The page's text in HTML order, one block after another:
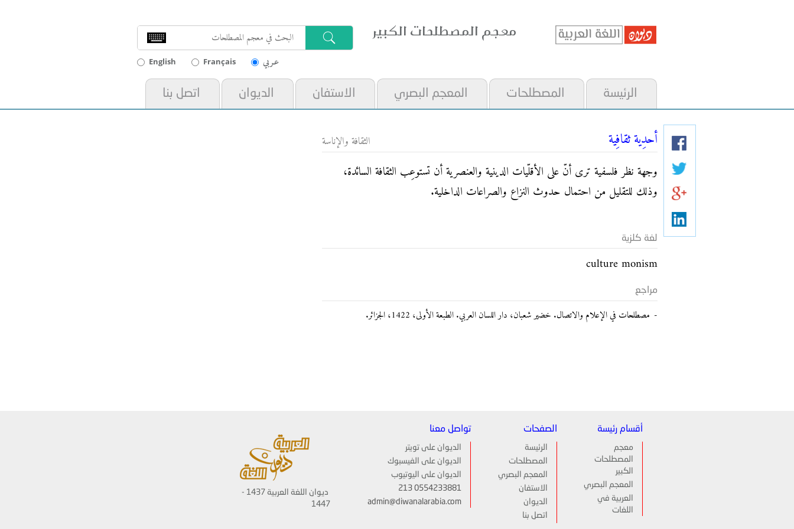
معجم المصطلحات الكبير
English Français عـربي
الرئيسة المصطلحات المعجم البصري الاستفان الديوان اتصل بنا
أحدِية ثقافِية الثقافة والإناسة
وجهة نظر فلسفية ترى أنّ على الأقلّيات الدينية والعنصرية أن تستوعِب الثقافة السائدة،
وذلك للتقليل من احتمال حدوث النزاع والصراعات الداخلية.
لغة كلزية
culture monism
مراجع
مصطلحات في الإعلام والاتصال. خضير شعبان، دار اللسان العربي. الطبعة الأولى، 1422، الجزائر.
أقسام رئيسة
معجم
المصطلحات
الكبير
المعجم البصري
العربية في
اللغات
الصفحات
الرئيسة
المصطلحات
المعجم البصري
الاستفان
الديوان
اتصل بنا
تواصل معنا
الديوان على تويتر
الديوان على الفيسبوك
الديوان على اليوتيوب
213 0554233881
admin@diwanalarabia.com
ديوان اللغة العربية 1437 -
1447